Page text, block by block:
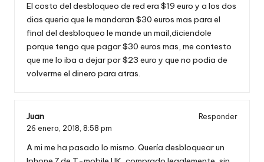
El costo del desbloqueo de red era $19 euro y a los dos
dias queria que le mandaran $30 euros mas para el
final del desbloqueo le mande un mail,diciendole
porque tengo que pagar $30 euros mas, me contesto
que me lo iba a dejar por $23 euro y que no podia de
volverme el dinero para atras.
Juan
Responder
26 enero, 2018, 8:58 pm
A mi me ha pasado lo mismo. Quería desbloquear un